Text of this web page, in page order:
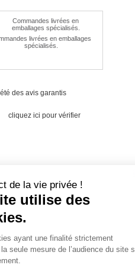
livrées en emballages
spécialisés.
cliquez ici pour vérifier.
Chenin
Muscat
de la vie privée !
utilise des
ayant une finalité strictement
la seule mesure de l’audience du site